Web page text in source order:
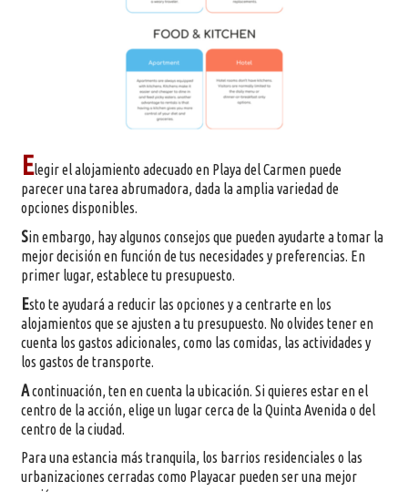
Elegir el alojamiento adecuado en Playa del Carmen puede
parecer una tarea abrumadora, dada la amplia variedad de
opciones disponibles.
Sin embargo, hay algunos consejos que pueden ayudarte a tomar la
mejor decisión en función de tus necesidades y preferencias. En
primer lugar, establece tu presupuesto.
Esto te ayudará a reducir las opciones y a centrarte en los
alojamientos que se ajusten a tu presupuesto. No olvides tener en
cuenta los gastos adicionales, como las comidas, las actividades y
los gastos de transporte.
Acontinuación, ten en cuenta la ubicación. Si quieres estar en el
centro de la acción, elige un lugar cerca de la Quinta Avenida o del
centro de la ciudad.
Para una estancia más tranquila, los barrios residenciales o las
urbanizaciones cerradas como Playacar pueden ser una mejor